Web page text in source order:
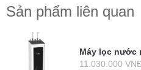
Sản phẩm liên quan
Máy lọc nước
11.030.000